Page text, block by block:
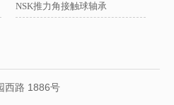
NSK推力角接触球轴承
西路 1886号